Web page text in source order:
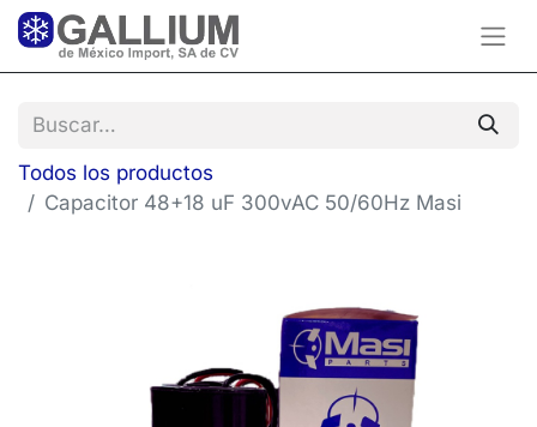
Todos los productos
Capacitor 48+18 uF 300vAC 50/60Hz Masi